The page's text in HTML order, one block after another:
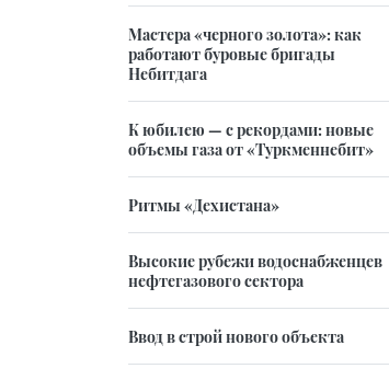
Мастера «черного золота»: как
работают буровые бригады
Небитдага
К юбилею — с рекордами: новые
объемы газа от «Туркменнебит»
Ритмы «Дехистана»
Высокие рубежи водоснабженцев
нефтегазового сектора
Ввод в строй нового объекта